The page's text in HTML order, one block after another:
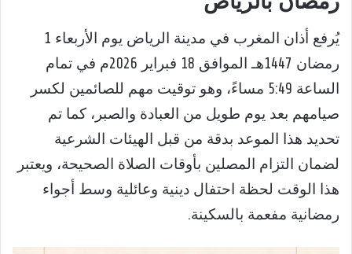
يُرفع أذان المغرب في مدينة الرياض يوم الأربعاء 1
رمضان 1447هـ الموافق 18 فبراير 2026م في تمام
الساعة 5:49 مساءً، وهو توقيت مهم للصائمين لكسر
صيامهم بعد يوم طويل من العبادة والصبر، كما تم
تحديد هذا الموعد بدقة من قبل الهيئات الشرعية
لضمان التزام المصلين بأوقات الصلاة الصحيحة، ويعتبر
هذا الوقت لحظة احتفال دينية وعائلية وسط أجواء
رمضانية مفعمة بالسكينة.